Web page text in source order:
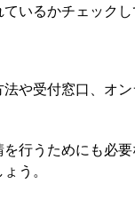
いるかチェックし
や受付窓口、オ
行うためにも必要
う。